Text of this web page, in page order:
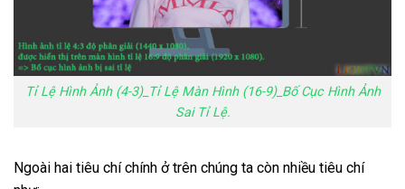
Tỉ Lệ Hình Ảnh (4-3)_Tỉ Lệ Màn Hình (16-9)_Bố Cục Hình Ảnh
Sai Tỉ Lệ.
Ngoài hai tiêu chí chính ở trên chúng ta còn nhiều tiêu chí